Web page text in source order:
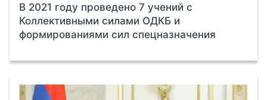
В 2021 году проведено 7 учений с
Коллективными силами ОДКБ и
формированиями сил спецназначения